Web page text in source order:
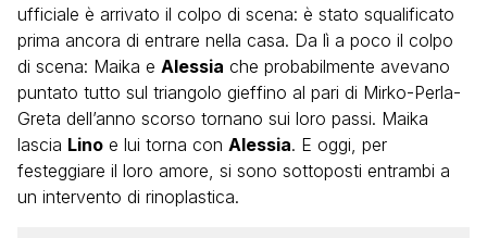
ufficiale è arrivato il colpo di scena: è stato squalificato
prima ancora di entrare nella casa. Da lì a poco il colpo
di scena: Maika e Alessia che probabilmente avevano
puntato tutto sul triangolo gieffino al pari di Mirko-Perla-
Greta dell’anno scorso tornano sui loro passi. Maika
lascia Lino e lui torna con Alessia. E oggi, per
festeggiare il loro amore, si sono sottoposti entrambi a
un intervento di rinoplastica.